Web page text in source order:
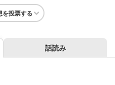
を投票する
話読み